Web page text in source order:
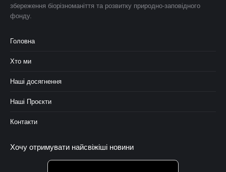
збереження біорізноманіття та розвитку природно-заповідного
фонду.
Головна
Хто ми
Наші досягнення
Наші Проєкти
Контакти
Хочу отримувати найсвіжіші новини